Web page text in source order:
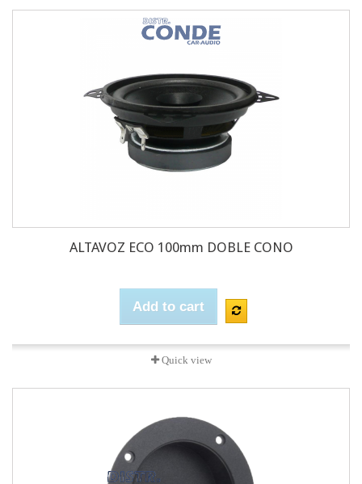
ALTAVOZ ECO 100mm DOBLE CONO
Add to cart
Quick view